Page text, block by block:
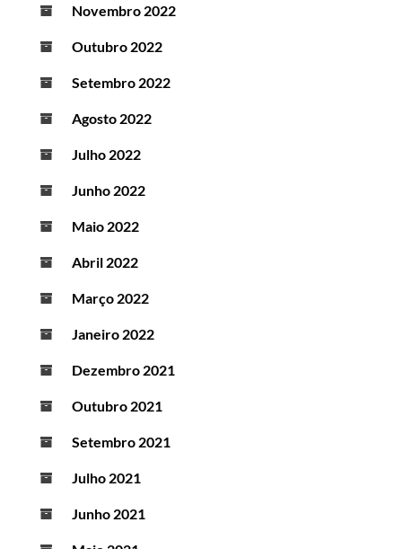
Novembro 2022
Outubro 2022
Setembro 2022
Agosto 2022
Julho 2022
Junho 2022
Maio 2022
Abril 2022
Março 2022
Janeiro 2022
Dezembro 2021
Outubro 2021
Setembro 2021
Julho 2021
Junho 2021